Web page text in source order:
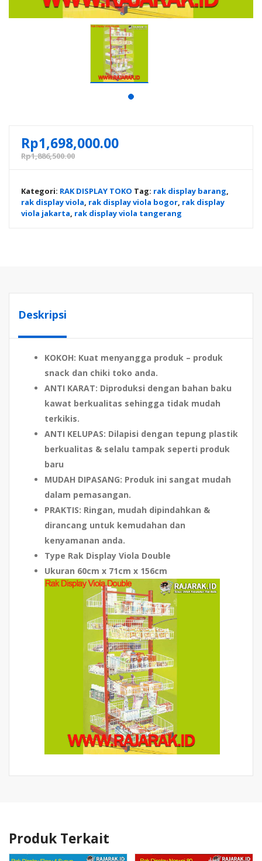
Rp1,698,000.00
Rp1,886,500.00
Kategori: RAK DISPLAY TOKO Tag: rak display barang,
rak display viola, rak display viola bogor, rak display
viola jakarta, rak display viola tangerang
Deskripsi
KOKOH: Kuat menyangga produk – produk
snack dan chiki toko anda.
ANTI KARAT: Diproduksi dengan bahan baku
kawat berkualitas sehingga tidak mudah
terkikis.
ANTI KELUPAS: Dilapisi dengan tepung plastik
berkualitas & selalu tampak seperti produk
baru
MUDAH DIPASANG: Produk ini sangat mudah
dalam pemasangan.
PRAKTIS: Ringan, mudah dipindahkan &
dirancang untuk kemudahan dan
kenyamanan anda.
Type Rak Display Viola Double
Ukuran 60cm x 71cm x 156cm
Produk Terkait